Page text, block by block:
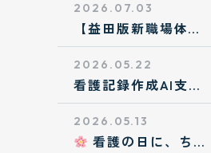
2026.07.03
【益田版新職場体
験】市内の中学生が
職場体験に来てくれ
ました！
2026.05.22
看護記録作成AI支援
システム
「Caretomo」を導
入しました
2026.05.13
看護の日に、ちび